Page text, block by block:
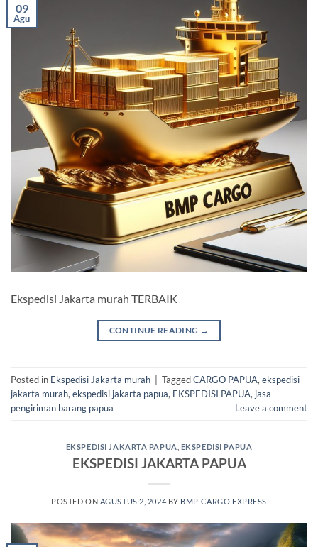
09
Agu
Ekspedisi Jakarta murah TERBAIK
CONTINUE READING →
Posted in Ekspedisi Jakarta murah TaggedCARGO PAPUA, ekspedisi
jakarta murah, ekspedisi jakarta papua, EKSPEDISI PAPUA, jasa
pengiriman barang papua
Leave a comment
EKSPEDISI JAKARTA PAPUA EKSPEDISI PAPUA
EKSPEDISI JAKARTA PAPUA
POSTED ON AGUSTUS 2, 2024 BY BMP CARGO EXPRESS